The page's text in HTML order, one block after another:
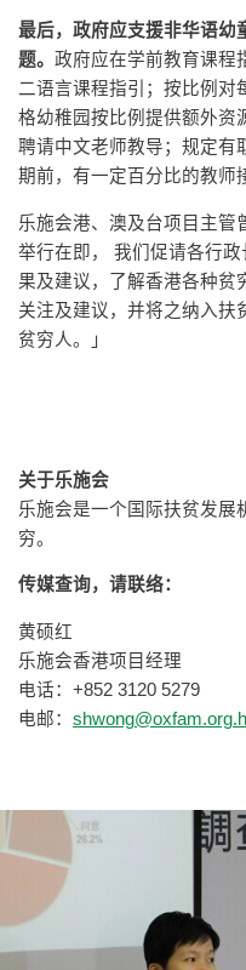
最后，政府应支援非华语幼
题。 政府应在学前教育课程
二语言课程指引；按比例对
格幼稚园按比例提供额外资
聘请中文老师教导；规定有
期前，有一定百分比的教师
乐施会港、澳及台项目主管
举行在即， 我们促请各行
果及建议，了解香港各种贫
关注及建议，并将之纳入扶
贫穷人。」
关于乐施会
乐施会是一个国际扶贫发展
穷。
传媒查询，请联络：
黄硕红
乐施会香港项目经理
电话：+852 3120 5279
电邮：